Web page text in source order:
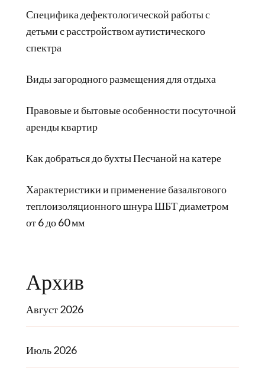
Специфика дефектологической работы с
детьми с расстройством аутистического
спектра
Виды загородного размещения для отдыха
Правовые и бытовые особенности посуточной
аренды квартир
Как добраться до бухты Песчаной на катере
Характеристики и применение базальтового
теплоизоляционного шнура ШБТ диаметром
от 6 до 60 мм
Архив
Август 2026
Июль 2026